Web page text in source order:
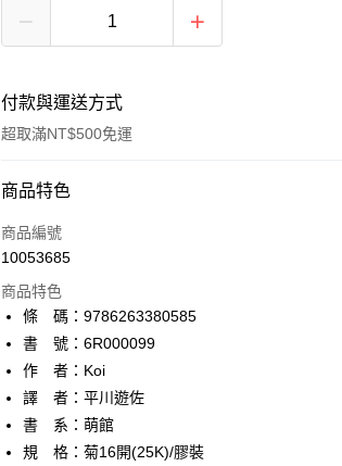
付款與運送方式
超取滿NT$500免運
付款方式
信用卡一次付款
AFTEE先享後付
相關說明
AFTEE先享後付是「在收到商品之後才付款」的支付方式
便利好安心！
１．簡單：不需註冊會員、不需綁卡、不需儲值。
２．便利：只要手機號碼，簡訊認證，即可結帳。
３．安心：先確認商品／服務後，再付款。
ATM付款
運送方式
商品特色
商品編號
10053685
商品特色
條 碼：9786263380585
書 號：6R000099
作 者：Koi
譯 者：平川遊佐
書 系：萌館
規 格：菊16開(25K)/膠裝